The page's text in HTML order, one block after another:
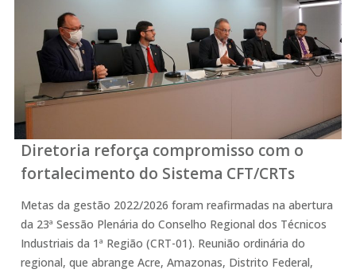
Diretoria reforça compromisso com o
fortalecimento do Sistema CFT/CRTs
Metas da gestão 2022/2026 foram reafirmadas na abertura
da 23ª Sessão Plenária do Conselho Regional dos Técnicos
Industriais da 1ª Região (CRT-01). Reunião ordinária do
regional, que abrange Acre, Amazonas, Distrito Federal,